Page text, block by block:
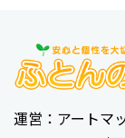
運営：アートマ